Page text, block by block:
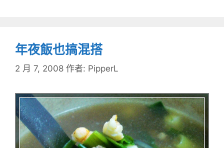
年夜飯也搞混搭
2 月 7, 2008 作者: PipperL